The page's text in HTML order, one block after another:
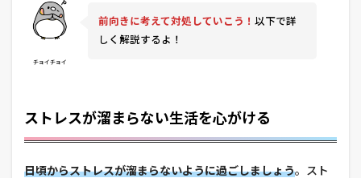
チョイチョイ
前向きに考えて対処していこう！ 以下で詳
しく解説するよ！
ストレスが溜まらない生活を心がける
日頃からストレスが溜まらないように過ごしましょう。スト